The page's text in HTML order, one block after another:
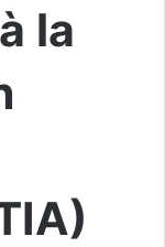
la